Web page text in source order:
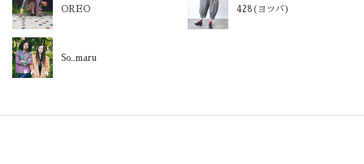
OREO 428(ヨツバ)
So_maru